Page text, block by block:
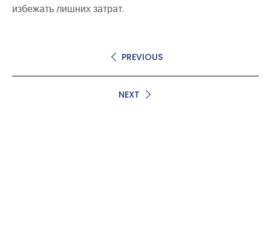
избежать лишних затрат.
PREVIOUS
NEXT